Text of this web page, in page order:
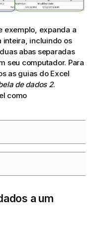
exemplo, expanda a
inteira, incluindo os
abas separadas
seu computador. Para
as guias do Excel
de dados 2.
como
a um